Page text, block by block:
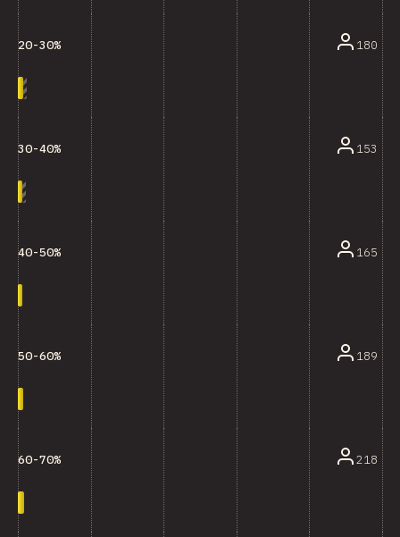
20-30% 180
30-40% 153
40-50% 165
50-60% 189
60-70% 218